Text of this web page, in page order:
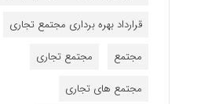
قرارداد بهره برداری مجتمع تجاری
مجتمع
مجتمع تجاری
مجتمع های تجاری